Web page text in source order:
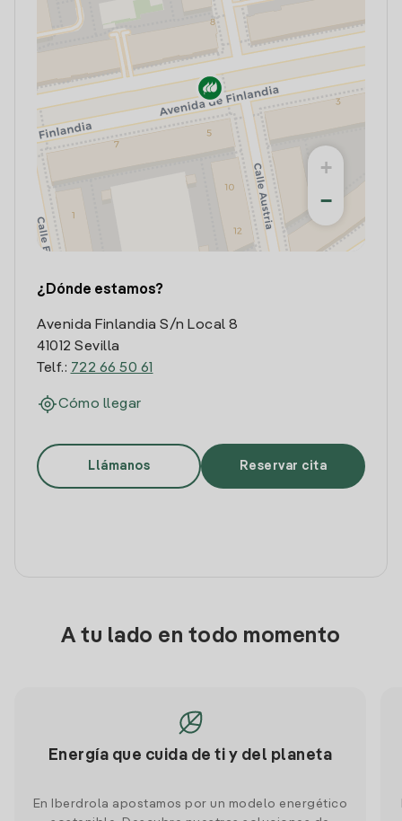
+
−
¿Dónde estamos?
Avenida Finlandia S/n Local 8
41012 Sevilla
Telf.: 722 66 50 61
Cómo llegar
Llámanos Reservar cita
A tu lado en todo momento
Energía que cuida de ti y del planeta
En Iberdrola apostamos por un modelo energético